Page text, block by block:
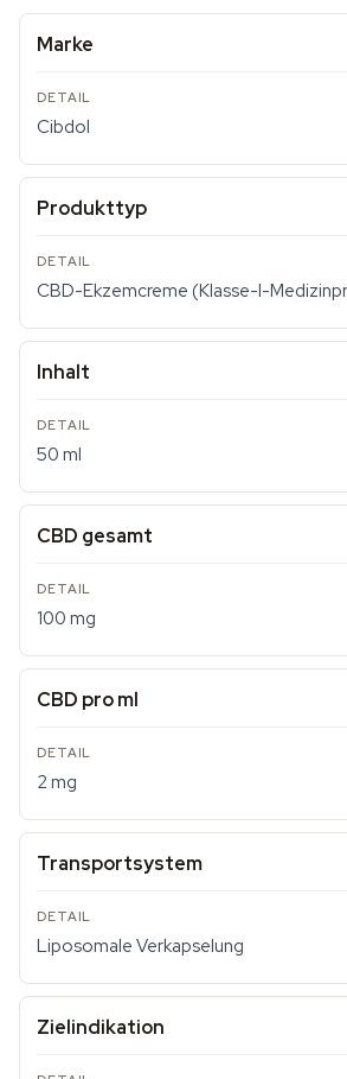
Marke
Cibdol
Produkttyp
CBD-Ekzemcreme (Klasse-I-
Inhalt
50 ml
CBD gesamt
100 mg
CBD pro ml
2 mg
Transportsystem
Liposomale Verkapselung
Zielindikation